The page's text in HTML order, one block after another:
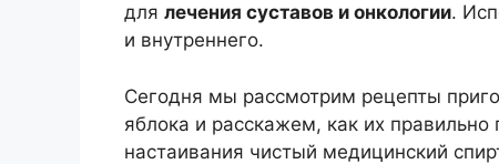
для лечения суставов и онкологии.
и внутреннего.
Сегодня мы рассмотрим рецепты
яблока и расскажем, как их
настаивания чистый медицинский